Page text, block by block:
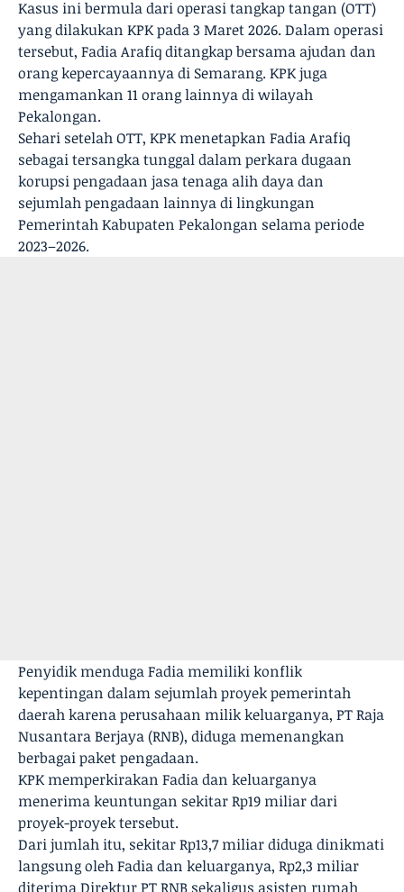
Kasus ini bermula dari operasi tangkap tangan (OTT)
yang dilakukan KPK pada 3 Maret 2026. Dalam operasi
tersebut, Fadia Arafiq ditangkap bersama ajudan dan
orang kepercayaannya di Semarang. KPK juga
mengamankan 11 orang lainnya di wilayah
Pekalongan.
Sehari setelah OTT, KPK menetapkan Fadia Arafiq
sebagai tersangka tunggal dalam perkara dugaan
korupsi pengadaan jasa tenaga alih daya dan
sejumlah pengadaan lainnya di lingkungan
Pemerintah Kabupaten Pekalongan selama periode
2023–2026.
Penyidik menduga Fadia memiliki konflik
kepentingan dalam sejumlah proyek pemerintah
daerah karena perusahaan milik keluarganya, PT Raja
Nusantara Berjaya (RNB), diduga memenangkan
berbagai paket pengadaan.
KPK memperkirakan Fadia dan keluarganya
menerima keuntungan sekitar Rp19 miliar dari
proyek-proyek tersebut.
Dari jumlah itu, sekitar Rp13,7 miliar diduga dinikmati
langsung oleh Fadia dan keluarganya, Rp2,3 miliar
diterima Direktur PT RNB sekaligus asisten rumah